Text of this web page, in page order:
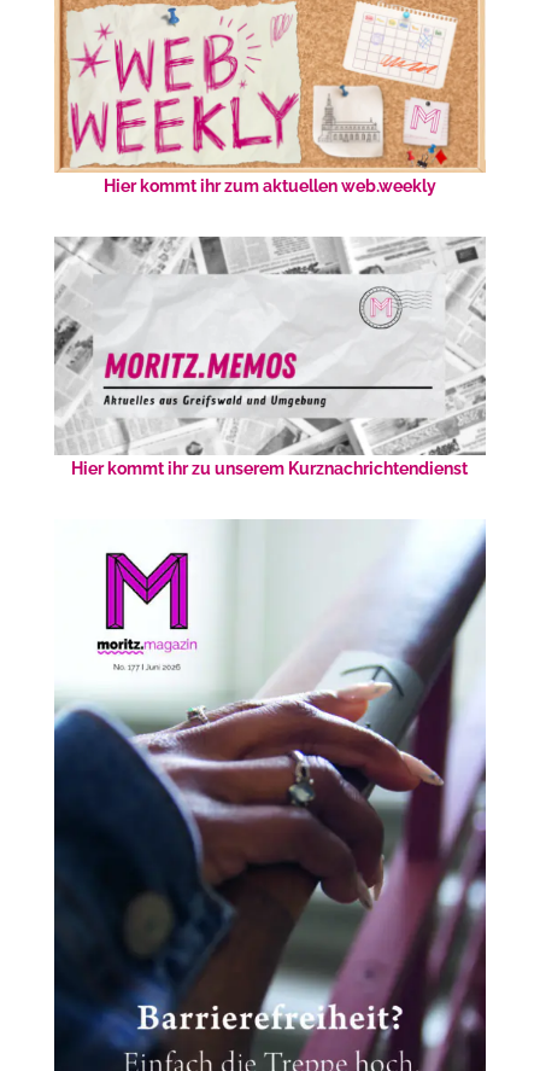
Hier kommt ihr zum aktuellen web.weekly
Hier kommt ihr zu unserem Kurznachrichtendienst